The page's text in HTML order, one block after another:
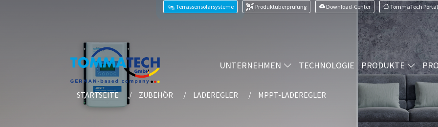
Terrassensolarsysteme Produktüberprüfung Download-Center TommaTech Portal
UNTERNEHMEN TECHNOLOGIE PRODUKTE
STARTSEITE ZUBEHÖR LADEREGLER MPPT-LADEREGLER